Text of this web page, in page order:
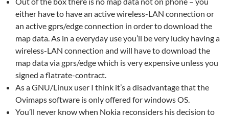
either have to have an active wireless-LAN connection or
an active gprs/edge connection in order to download the
map data. As in a everyday use you’ll be very lucky having a
wireless-LAN connection and will have to download the
map data via gprs/edge which is very expensive unless you
signed a flatrate-contract.
As a GNU/Linux user I think it’s a disadvantage that the
Ovimaps software is only offered for windows OS.
You’ll never know when Nokia reconsiders his decision to